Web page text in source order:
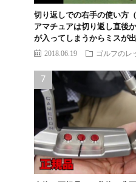
切り返しでの右手の使い方
アマチュアは切り返し直後
が入ってしまうからミスが
2018.06.19 ゴルフのレ